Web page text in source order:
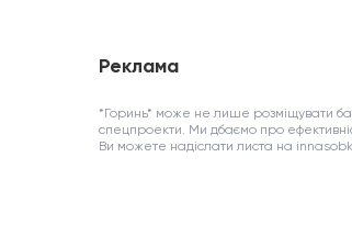
Реклама
*Горинь* може не лише розміщувати
спецпроекти. Ми дбаємо про
Ви можете надіслати листа на